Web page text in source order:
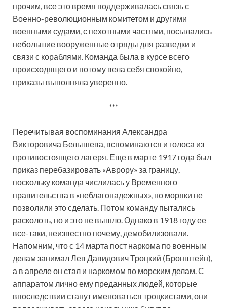
прочим, все это время поддерживалась связь с
Военно-революционным комитетом и другими
военными судами, с пехотными частями, посылались
небольшие вооруженные отряды для разведки и
связи с кораблями. Команда была в курсе всего
происходящего и потому вела себя спокойно,
приказы выполняла уверенно.
***
Перечитывая воспоминания Александра
Викторовича Белышева, вспоминаются и голоса из
противостоящего лагеря. Еще в марте 1917 года был
приказ перебазировать «Аврору» за границу,
поскольку команда числилась у Временного
правительства в «неблагонадежных», но моряки не
позволили это сделать. Потом команду пытались
расколоть, но и это не вышло. Однако в 1918 году ее
все-таки, неизвестно почему, демобилизовали.
Напомним, что с 14 марта пост наркома по военным
делам занимал Лев Давидович Троцкий (Бронштейн),
а в апреле он стал и наркомом по морским делам. С
аппаратом лично ему преданных людей, которые
впоследствии станут именоваться троцкистами, они